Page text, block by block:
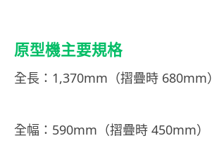
原型機主要規格
全長：1,370mm（摺疊時 680mm）
全幅：590mm（摺疊時 450mm）